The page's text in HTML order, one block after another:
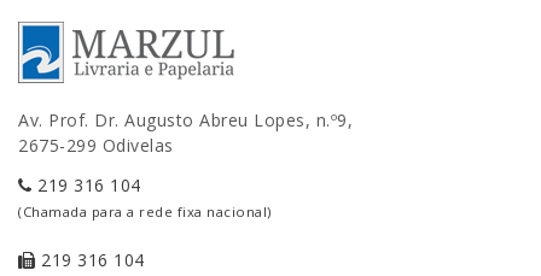
Av. Prof. Dr. Augusto Abreu Lopes, n.º9,
2675-299 Odivelas
219 316 104
(Chamada para a rede fixa nacional)
219 316 104